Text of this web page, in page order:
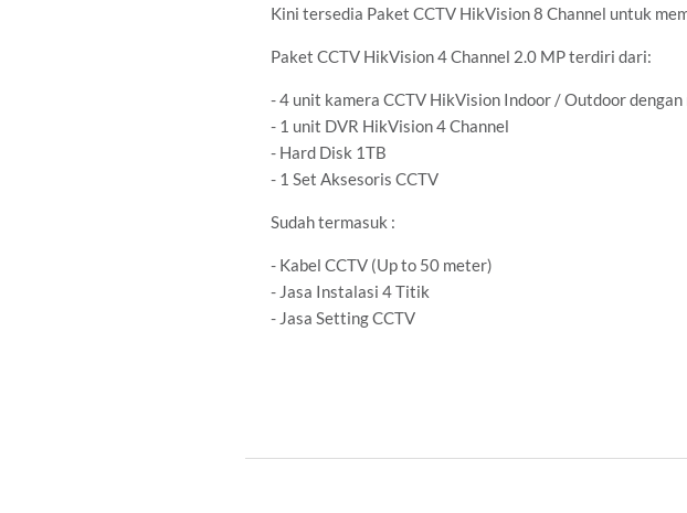
Kini tersedia Paket CCTV HikVision 8 Channel untuk
Paket CCTV HikVision 4 Channel 2.0 MP terdiri dari:
- 4 unit kamera CCTV HikVision Indoor / Outdoor
- 1 unit DVR HikVision 4 Channel
- Hard Disk 1TB
- 1 Set Aksesoris CCTV
Sudah termasuk :
- Kabel CCTV (Up to 50 meter)
- Jasa Instalasi 4 Titik
- Jasa Setting CCTV